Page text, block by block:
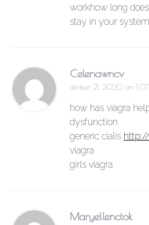
workhow long
stay in your
Celenawncv
oktober 21, 2020 om
how has viagra
dysfunction
generic cialis
viagra
girls viagra
Maryellenctok